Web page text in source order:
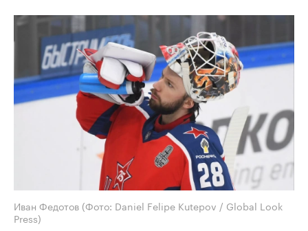
Иван Федотов (Фото: Daniel Felipe Kutepov / Global Look
Press)